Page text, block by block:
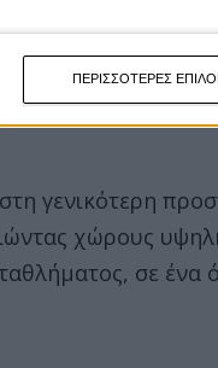
ΠΕΡΙΣΣΟΤΕΡΕΣ
της
TT Festival
επισκέπτες,
γενικότερη
χώρους
σε ένα